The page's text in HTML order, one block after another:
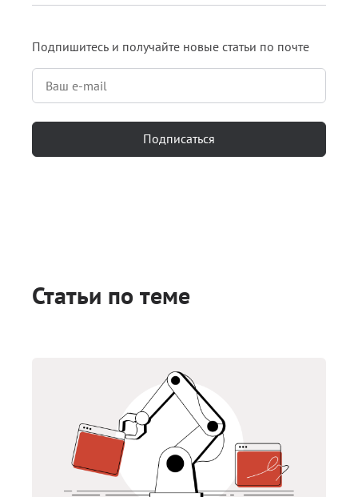
Подпишитесь и получайте новые статьи по почте
Подписаться
Статьи по теме